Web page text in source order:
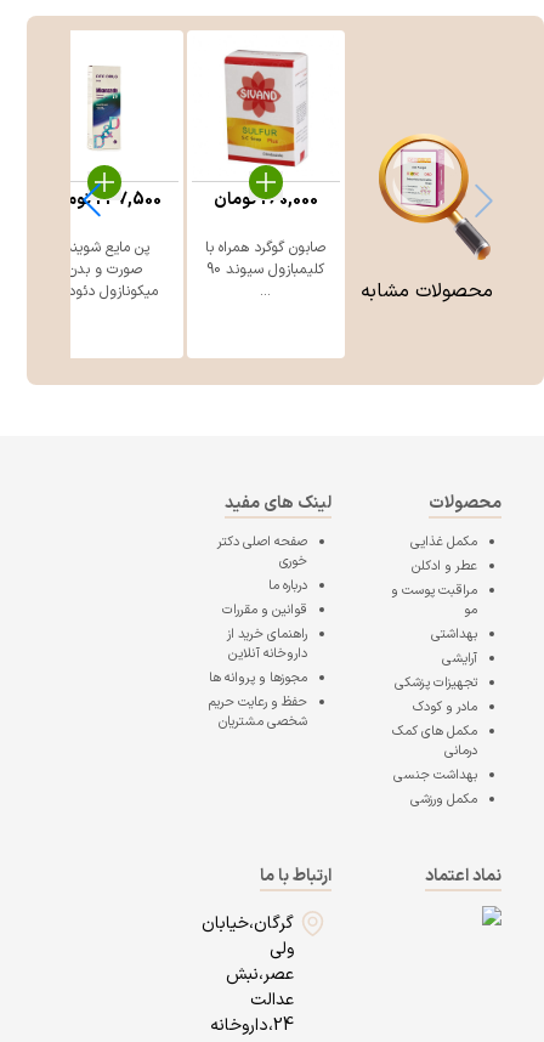
محصولات مشابه
صابون گوگرد همراه با
کلیمبازول سیوند 90
...
260,000تومان
پن مایع شوینده
صورت و بدن
میکونازول دئود ...
247,500تومان
محصولات
مکمل غذایی
عطر و ادکلن
مراقبت پوست و
مو
بهداشتی
آرایشی
تجهیزات پزشکی
مادر و کودک
مکمل های کمک
درمانی
بهداشت جنسی
مکمل ورزشی
لینک های مفید
صفحه اصلیدکتر
خوری
درباره ما
قوانین و مقررات
راهنمای خرید از
داروخانه آنلاین
مجوزها و پروانه ها
حفظ و رعایت حریم
شخصی مشتریان
نماد اعتماد
ارتباط با ما
گرگان،خیابان
ولی
عصر،نبش
عدالت
24،داروخانه